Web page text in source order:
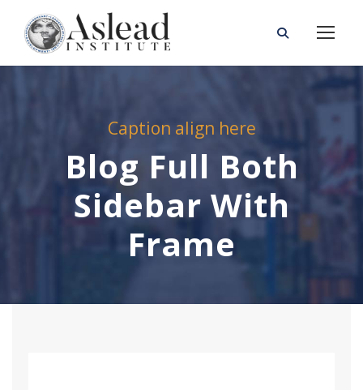
Caption align here
Blog Full Both
Sidebar With
Frame